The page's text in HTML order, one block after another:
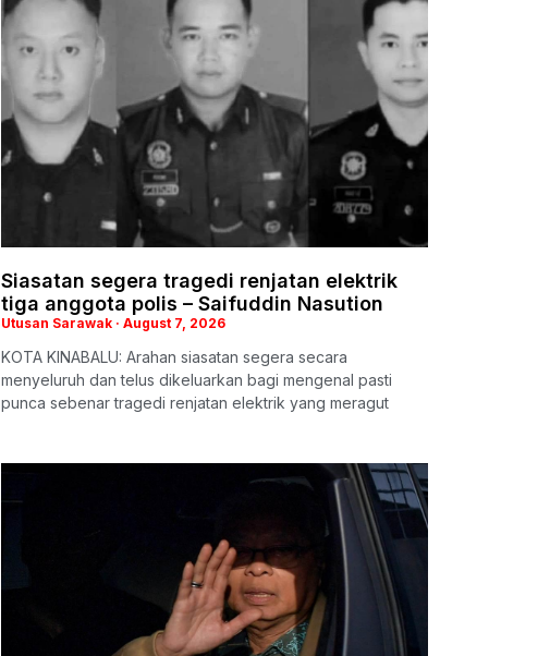
Siasatan segera tragedi renjatan elektrik
tiga anggota polis – Saifuddin Nasution
Utusan Sarawak August 7, 2026
KOTA KINABALU: Arahan siasatan segera secara
menyeluruh dan telus dikeluarkan bagi mengenal pasti
punca sebenar tragedi renjatan elektrik yang meragut